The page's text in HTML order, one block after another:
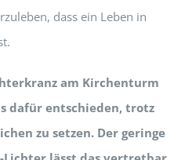
dass ein Leben in
am Kirchenturm
dafür entschieden, trotz
zu setzen. Der geringe